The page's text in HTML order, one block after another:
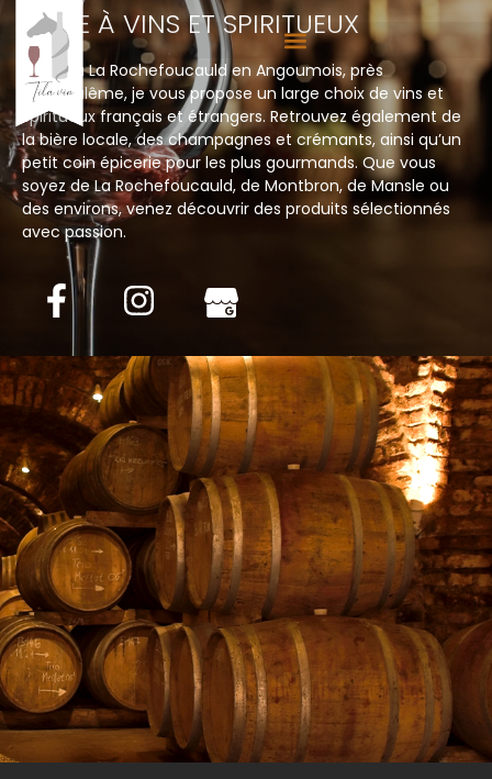
CAVE À VINS ET SPIRITUEUX
Située à La Rochefoucauld en Angoumois, près
d’Angoulême, je vous propose un large choix de vins et
spiritueux français et étrangers. Retrouvez également de
la bière locale, des champagnes et crémants, ainsi qu’un
petit coin épicerie pour les plus gourmands. Que vous
soyez de La Rochefoucauld, de Montbron, de Mansle ou
des environs, venez découvrir des produits sélectionnés
avec passion.